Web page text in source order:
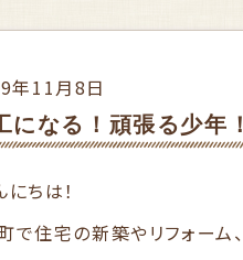
年11月8日
になる！頑張る少年！
ちは！
で住宅の新築やリフォーム、